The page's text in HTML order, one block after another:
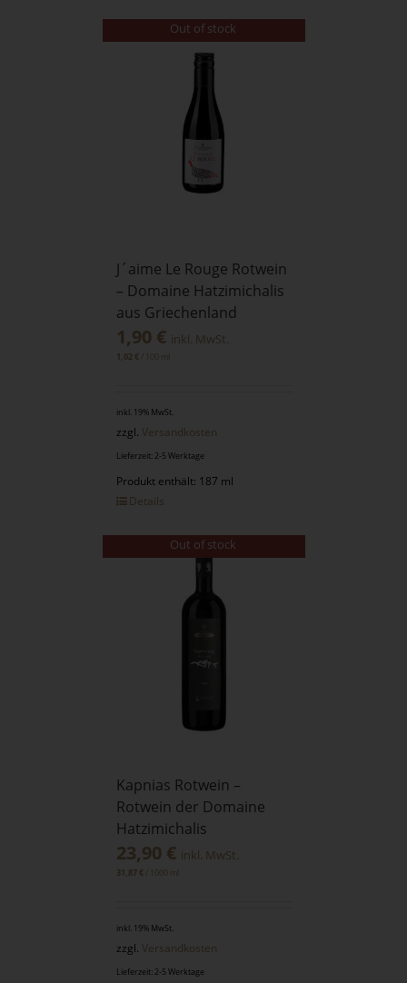
Out of stock
J´aime Le Rouge Rotwein
– Domaine Hatzimichalis
aus Griechenland
1,90 € inkl. MwSt.
1,02 €/ 100
inkl. 19% MwSt.
zzgl. Versandkosten
Lieferzeit: 2-5 Werktage
Produkt enthält: 187 ml
Details
Out of stock
Kapnias Rotwein –
Rotwein der Domaine
Hatzimichalis
23,90 € inkl. MwSt.
31,87 €/ 1000
inkl. 19% MwSt.
zzgl. Versandkosten
Lieferzeit: 2-5 Werktage